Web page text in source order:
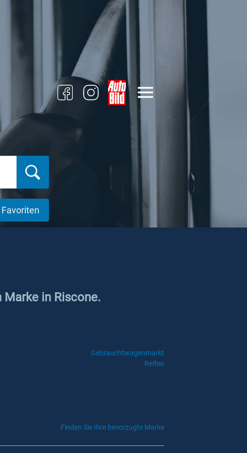
Favoriten
Marke in Riscone.
Gebrauchtwagenmarkt
Reifen
Finden Sie Ihre bevorzugte Marke